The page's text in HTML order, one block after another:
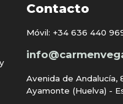
Contacto
Móvil: +34 636 440
Avenida de Andalucía,
Ayamonte (Huelva) -